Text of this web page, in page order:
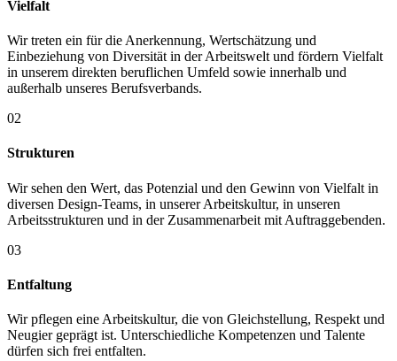
Vielfalt
Wir treten ein für die Anerkennung, Wertschätzung und
Einbeziehung von Diversität in der Arbeitswelt und fördern Vielfalt
in unserem direkten beruflichen Umfeld sowie innerhalb und
außerhalb unseres Berufsverbands.
02
Strukturen
Wir sehen den Wert, das Potenzial und den Gewinn von Vielfalt in
diversen Design-Teams, in unserer Arbeitskultur, in unseren
Arbeitsstrukturen und in der Zusammenarbeit mit Auftraggebenden.
03
Entfaltung
Wir pflegen eine Arbeitskultur, die von Gleichstellung, Respekt und
Neugier geprägt ist. Unterschiedliche Kompetenzen und Talente
dürfen sich frei entfalten.